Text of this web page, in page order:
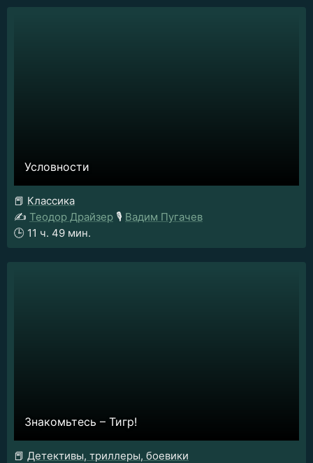
Условности
📕 Классика
✍️ Теодор Драйзер 🎙️ Вадим Пугачев
🕒 11 ч. 49 мин.
Знакомьтесь – Тигр!
📕 Детективы, триллеры, боевики